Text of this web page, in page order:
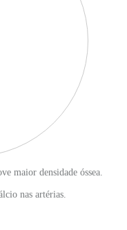
maior densidade óssea.
nas artérias.